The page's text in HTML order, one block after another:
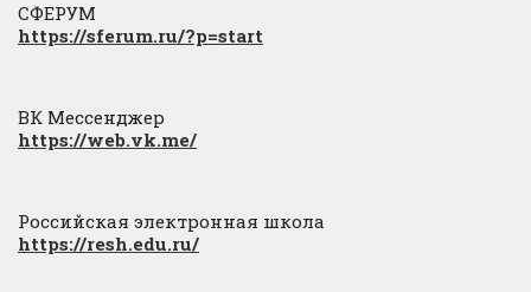
СФЕРУМ
https://sferum.ru/?p=start
ВК Мессенджер
https://web.vk.me/
Российская электронная школа
https://resh.edu.ru/